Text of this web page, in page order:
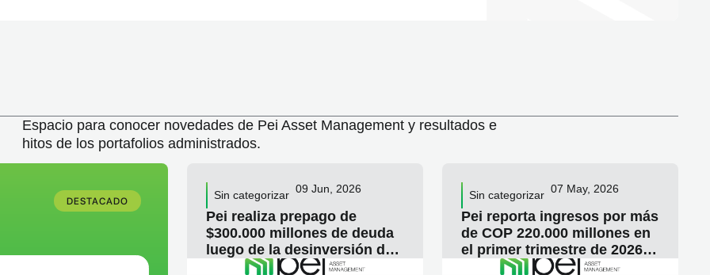
Espacio para conocer novedades de Pei Asset Management y resultados e
hitos de los portafolios administrados.
DESTACADO Sin categorizar 09 Jun, 2026
Pei realiza prepago de
$300.000 millones de deuda
luego de la desinversión de
Plaza Central
LEER ARTICULO
Sin categorizar 07 May, 2026
Pei reporta ingresos por más
de COP 220.000 millones en
el primer trimestre de 2026 y
avanza en su estrategia de
LEER ARTICULO